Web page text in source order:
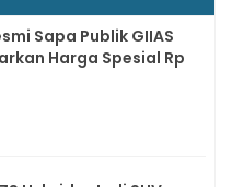
Sapa Publik GIIAS
Harga Spesial Rp